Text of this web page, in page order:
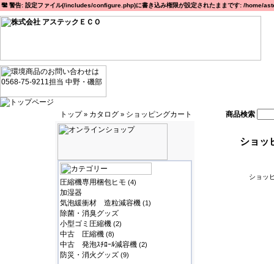
警告: 設定ファイル(/includes/configure.php)に書き込み権限が設定されたままです: /
トップ» カタログ » ショッピングカート 商品検索
圧縮機専用梱包ヒモ (4)
加湿器
気泡緩衝材 造粒減容機 (1)
除菌・消臭グッズ
小型ゴミ圧縮機 (2)
中古 圧縮機 (8)
中古 発泡ｽﾁﾛｰﾙ減容機 (2)
防災・消火グッズ (9)
ショッ
ショッ